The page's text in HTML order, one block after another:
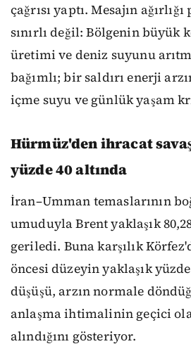
çağrısı yaptı. Mesajın
sınırlı değil: Bölgenin büyük
üretimi ve deniz suyunu
bağımlı; bir saldırı enerji
içme suyu ve günlük yaşam
Hürmüz'den ihracat
yüzde 40 altında
İran–Umman temaslarının
umuduyla Brent yaklaşık
geriledi. Buna karşılık
öncesi düzeyin yaklaşık
düşüşü, arzın normale
anlaşma ihtimalinin geçici
alındığını gösteriyor.